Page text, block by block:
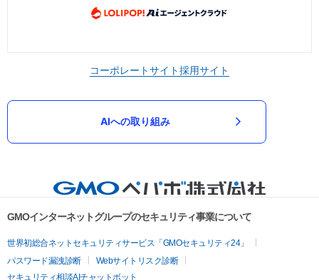
コーポレートサイト採用サイト
AIへの取り組み
GMOインターネットグループのセキュリティ事業について
世界初総合ネットセキュリティサービス「GMOセキュリティ24」
パスワード漏洩診断
Webサイトリスク診断
セキュリティ相談AIチャットボット